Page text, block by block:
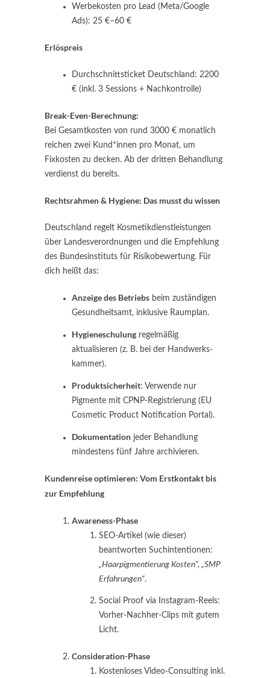
Werbekosten pro Lead (Meta/Google
Ads): 25 €–60 €
Erlöspreis
Durchschnitts­ticket Deutschland: 2200
€ (inkl. 3 Sessions + Nachkontrolle)
Break-Even-Berechnung:
Bei Gesamtkosten von rund 3000 € monatlich
reichen zwei Kund*innen pro Monat, um
Fixkosten zu decken. Ab der dritten Behandlung
verdienst du bereits.
Rechtsrahmen & Hygiene: Das musst du wissen
Deutschland regelt Kosmetikdienst­leistungen
über Landesverordnungen und die Empfehlung
des Bundesinstituts für Risikobewertung. Für
dich heißt das:
Anzeige des Betriebs beim zuständigen
Gesundheitsamt, inklusive Raumplan.
Hygieneschulung regelmäßig
aktualisieren (z. B. bei der Handwerks­
kammer).
Produktsicherheit: Verwende nur
Pigmente mit CPNP-Registrierung (EU
Cosmetic Product Notification Portal).
Dokumentation jeder Behandlung
mindestens fünf Jahre archivieren.
Kundenreise optimieren: Vom Erstkontakt bis
zur Empfehlung
Awareness-Phase
SEO-Artikel (wie dieser)
beantworten Suchintentionen:
„Haarpigmentierung Kosten“, „SMP
Erfahrungen“.
Social Proof via Instagram-Reels:
Vorher-Nachher-Clips mit gutem
Licht.
Consideration-Phase
Kostenloses Video-Consulting inkl.